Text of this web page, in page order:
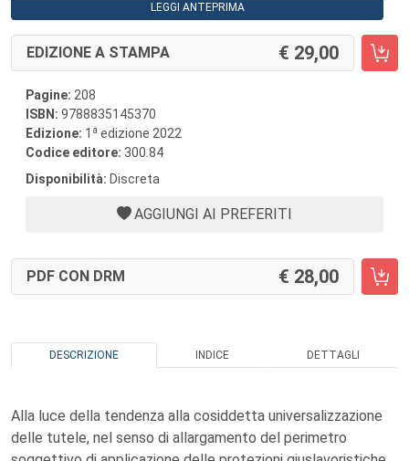
LEGGI ANTEPRIMA
EDIZIONE A STAMPA 29,00
Pagine: 208
ISBN: 9788835145370
Edizione: 1 a edizione 2022
Codice editore: 300.84
Disponibilità: Discreta
AGGIUNGI AI PREFERITI
PDF CON DRM 28,00
DESCRIZIONE INDICE DETTAGLI
Alla luce della tendenza alla cosiddetta universalizzazione
delle tutele, nel senso di allargamento del perimetro